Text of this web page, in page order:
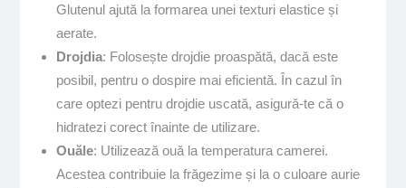
Glutenul ajută la formarea unei texturi elastice și
aerate.
Drojdia: Folosește drojdie proaspătă, dacă este
posibil, pentru o dospire mai eficientă. În cazul în
care optezi pentru drojdie uscată, asigură-te că o
hidratezi corect înainte de utilizare.
Ouăle: Utilizează ouă la temperatura camerei.
Acestea contribuie la frăgezime și la o culoare aurie